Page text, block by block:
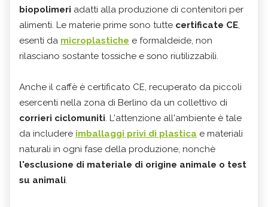
biopolimeri adatti alla produzione di contenitori per
alimenti. Le materie prime sono tutte certificate CE
esenti da microplastiche e formaldeide, non
rilasciano sostante tossiche e sono riutilizzabili.
Anche il caffè è certificato CE, recuperato da piccoli
esercenti nella zona di Berlino da un collettivo di
corrieri ciclomuniti . L'attenzione all'ambiente è tale
da includere imballaggi privi di plastica e materiali
naturali in ogni fase della produzione, nonchè
l'esclusione di materiale di origine animale o test
su animali